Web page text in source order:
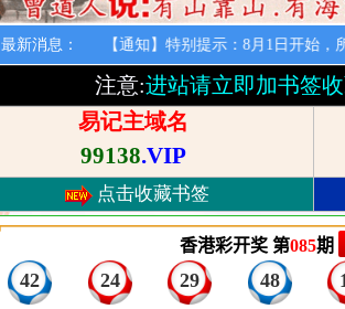
最新消息：
【通知】特别提示：8月1日开始，所以
注意:进站请立即加书签
易记主域名
99138.VIP
点击收藏书签